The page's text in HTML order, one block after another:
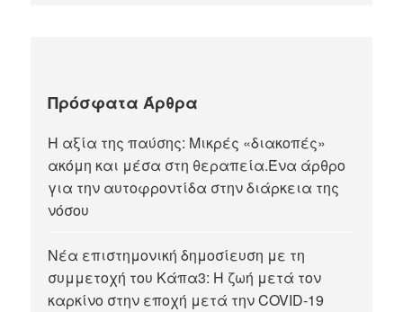
Πρόσφατα Άρθρα
Η αξία της παύσης: Μικρές «διακοπές»
ακόμη και μέσα στη θεραπεία.Ένα άρθρο
για την αυτοφροντίδα στην διάρκεια της
νόσου
Νέα επιστημονική δημοσίευση με τη
συμμετοχή του Κάπα3: Η ζωή μετά τον
καρκίνο στην εποχή μετά την COVID-19